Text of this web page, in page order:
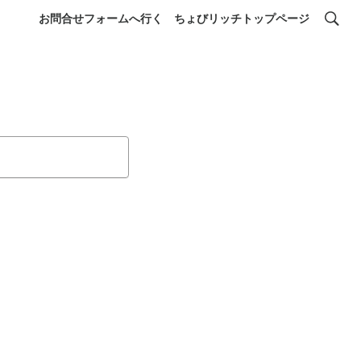
お問合せフォームへ行く ちょびリッチトップページ